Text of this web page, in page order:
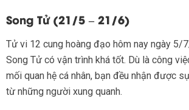
Song Tử (21/5 – 21/6)
Tử vi 12 cung hoàng đạo hôm nay ngày 5/
Song Tử có vận trình khá tốt. Dù là công
mối quan hệ cá nhân, bạn đều nhận được
từ những người xung quanh.